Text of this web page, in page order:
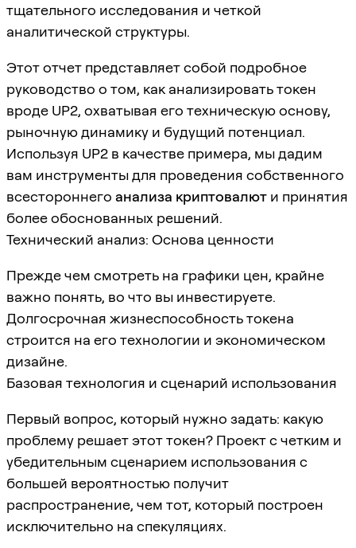
тщательного исследования и четкой
аналитической структуры.
Этот отчет представляет собой подробное
руководство о том, как анализировать токен
вроде UP2, охватывая его техническую основу,
рыночную динамику и будущий потенциал.
Используя UP2 в качестве примера, мы дадим
вам инструменты для проведения собственного
всестороннего анализа криптовалют и принятия
более обоснованных решений.
Технический анализ: Основа ценности
Прежде чем смотреть на графики цен, крайне
важно понять, во что вы инвестируете.
Долгосрочная жизнеспособность токена
строится на его технологии и экономическом
дизайне.
Базовая технология и сценарий использования
Первый вопрос, который нужно задать: какую
проблему решает этот токен? Проект с четким и
убедительным сценарием использования с
большей вероятностью получит
распространение, чем тот, который построен
исключительно на спекуляциях.